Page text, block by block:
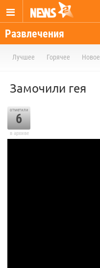
Развлечения
Лучшее Горячее Новое
Замочили гея
отметили
6
в архиве